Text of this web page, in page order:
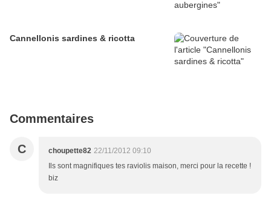
Cannellonis sardines & ricotta
Commentaires
C choupette82 22/11/2012 09:10
Ils sont magnifiques tes raviolis maison, merci pour la recette !
biz